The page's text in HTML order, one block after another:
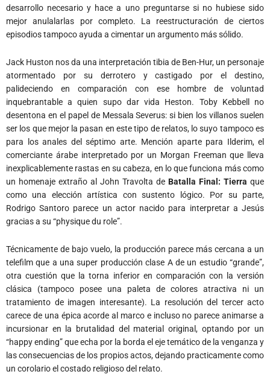
desarrollo necesario y hace a uno preguntarse si no hubiese sido
mejor anulalarlas por completo. La reestructuración de ciertos
episodios tampoco ayuda a cimentar un argumento más sólido.
Jack Huston nos da una interpretación tibia de Ben-Hur, un personaje
atormentado por su derrotero y castigado por el destino,
palideciendo en comparación con ese hombre de voluntad
inquebrantable a quien supo dar vida Heston. Toby Kebbell no
desentona en el papel de Messala Severus: si bien los villanos suelen
ser los que mejor la pasan en este tipo de relatos, lo suyo tampoco es
para los anales del séptimo arte. Mención aparte para Ilderim, el
comerciante árabe interpretado por un Morgan Freeman que lleva
inexplicablemente rastas en su cabeza, en lo que funciona más como
un homenaje extraño al John Travolta de Batalla Final: Tierra que
como una elección artística con sustento lógico. Por su parte,
Rodrigo Santoro parece un actor nacido para interpretar a Jesús
gracias a su “physique du role”.
Técnicamente de bajo vuelo, la producción parece más cercana a un
telefilm que a una super producción clase A de un estudio “grande”,
otra cuestión que la torna inferior en comparación con la versión
clásica (tampoco posee una paleta de colores atractiva ni un
tratamiento de imagen interesante). La resolución del tercer acto
carece de una épica acorde al marco e incluso no parece animarse a
incursionar en la brutalidad del material original, optando por un
“happy ending” que echa por la borda el eje temático de la venganza y
las consecuencias de los propios actos, dejando practicamente como
un corolario el costado religioso del relato.